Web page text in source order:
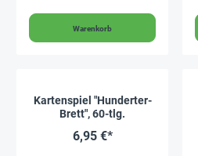
Warenkorb
Kartenspiel "Hunderter-
Brett", 60-tlg.
6,95 €*